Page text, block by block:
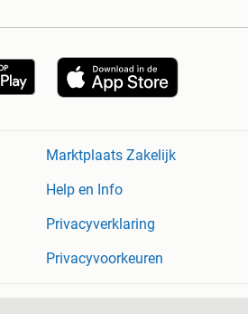
Marktplaats Zakelijk
Help en Info
Privacyverklaring
Privacyvoorkeuren